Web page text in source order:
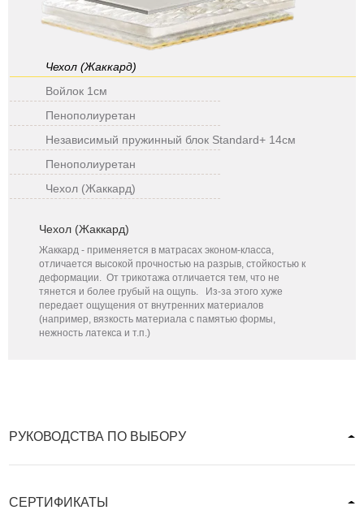
Чехол (Жаккард)
Войлок 1см
Пенополиуретан
Независимый пружинный блок Standard+ 14см
Пенополиуретан
Чехол (Жаккард)
Чехол (Жаккард)
Жаккард - применяется в матрасах эконом-класса,
отличается высокой прочностью на разрыв, стойкостью к
деформации. От трикотажа отличается тем, что не
тянется и более грубый на ощупь. Из-за этого хуже
передает ощущения от внутренних материалов
(например, вязкость материала с памятью формы,
нежность латекса и т.п.)
РУКОВОДСТВА ПО ВЫБОРУ
СЕРТИФИКАТЫ